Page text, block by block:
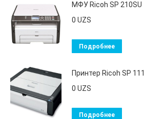
МФУ Ricoh SP 210SU
0 UZS
Подробнее
Принтер Ricoh SP 111
0 UZS
Подробнее